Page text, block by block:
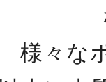
様々な